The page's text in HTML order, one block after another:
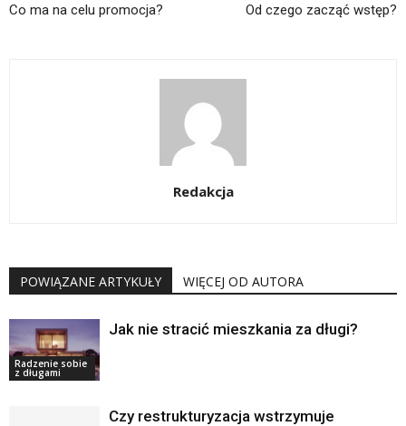
Co ma na celu promocja? Od czego zacząć wstęp?
Redakcja
POWIĄZANE ARTYKUŁY WIĘCEJ OD AUTORA
Radzenie sobie
z długami
Jak nie stracić mieszkania za długi?
Czy restrukturyzacja wstrzymuje